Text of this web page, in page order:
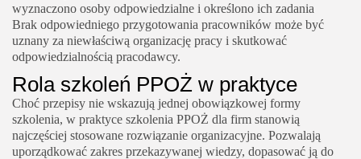
wyznaczono osoby odpowiedzialne i określono ich zadania
Brak odpowiedniego przygotowania pracowników może być
uznany za niewłaściwą organizację pracy i skutkować
odpowiedzialnością pracodawcy.
Rola szkoleń PPOŻ w praktyce
Choć przepisy nie wskazują jednej obowiązkowej formy
szkolenia, w praktyce szkolenia PPOŻ dla firm stanowią
najczęściej stosowane rozwiązanie organizacyjne. Pozwalają
uporządkować zakres przekazywanej wiedzy, dopasować ją do